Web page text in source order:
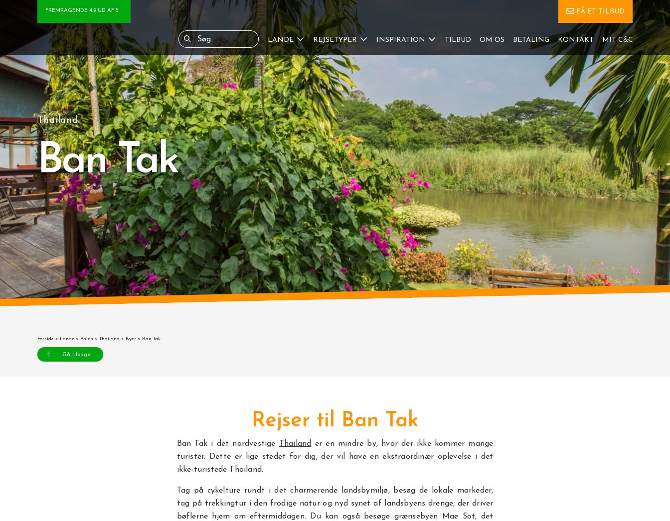
FREMRAGENDE 4.9 UD AF 5 FÅ ET TILBUD
LANDE REJSETYPER INSPIRATION TILBUD OM OS BETALING KONTAKT MIT C&C
Thailand
Ban Tak
Forside > Lande > Asien > Thailand > Byer > Ban Tak
Gå tilbage
Rejser til Ban Tak
Ban Tak i det nordvestige Thailand
er en mindre by, hvor der ikke kommer mange
turister. Dette er lige stedet for dig, der vil have en ekstraordinær oplevelse i det
ikke-turistede Thailand.
Tag på cykelture rundt i det charmerende landsbymiljø, besøg de lokale markeder,
tag på trekkingtur i den frodige natur og nyd synet af landsbyens drenge, der driver
bøflerne hjem om eftermiddagen. Du kan også besøge grænsebyen Mae Sot, det